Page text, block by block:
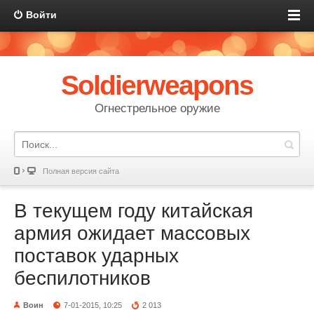
Войти
Soldierweapons
Огнестрельное оружие
Полная версия сайта
В текущем году китайская
армия ожидает массовых
поставок ударных
беспилотников
Воин 7-01-2015, 10:25 2 013